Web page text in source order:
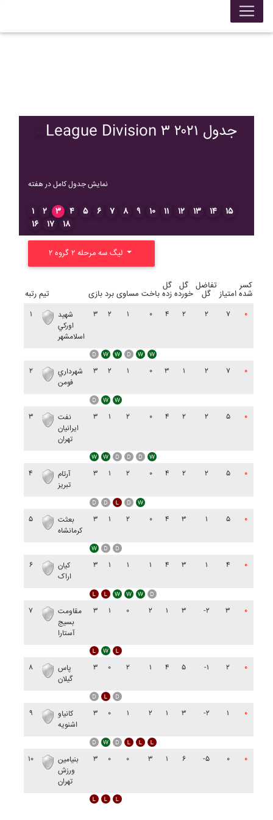
League Division ۳ ۲۰۲۱ جدول
نمایش جدول کامل در هفته
۱ ۲ ۳ ۴ ۵ ۶ ۷ ۸ ۹ ۱۰ ۱۱ ۱۲ ۱۳ ۱۴
۱۵
۱۶
۱۷ ۱۸
رتبه تیم بازی برد مساوی باخت
گل
زده
گل
خورده
تفاضل
گل امتیاز
کسر
شده
۱
شهيد
اورکي
اسلامشهر
۳ ۲ ۱ ۰ ۴ ۲ ۲ ۷ ۰
۲
شهرداري
فومن
۳ ۲ ۱ ۰ ۳ ۱ ۲ ۷ ۰
۳
نفت
ايرانيان
تهران
۳ ۱ ۲ ۰ ۴ ۲ ۲ ۵ ۰
۴
آرتام
تبريز
۳ ۱ ۲ ۰ ۴ ۲ ۲ ۵ ۰
۵
بعثت
کرمانشاه
۳ ۱ ۲ ۰ ۴ ۳ ۱ ۵ ۰
۶
کيان
اراک
۳ ۱ ۱ ۱ ۴ ۳ ۱ ۴ ۰
۷
مقاومت
بسيج
آستارا
۳ ۱ ۰ ۲ ۱ ۳ -۲ ۳ ۰
۸
پاس
گيلان
۳ ۰ ۲ ۱ ۴ ۵ -۱ ۲ ۰
۹
کانياو
اشنويه
۳ ۰ ۱ ۲ ۱ ۳ -۲ ۱ ۰
۱۰
بنيامين
ورزش
تهران
۳ ۰ ۰ ۳ ۱ ۶ -۵ ۰ ۰